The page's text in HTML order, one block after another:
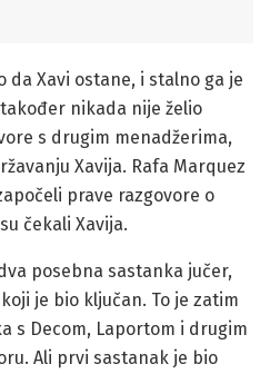
da Xavi ostane, i stalno ga je
nikada nije želio
s drugim menadžerima,
Xavija. Rafa Marquez
prave razgovore o
čekali Xavija.
posebna sastanka jučer,
je bio ključan. To je zatim
s Decom, Laportom i drugim
Ali prvi sastanak je bio